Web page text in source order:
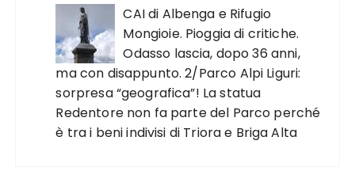
CAI di Albenga e Rifugio
Mongioie. Pioggia di critiche.
Odasso lascia, dopo 36 anni,
ma con disappunto. 2/Parco Alpi Liguri:
sorpresa “geografica”! La statua
Redentore non fa parte del Parco perché
è tra i beni indivisi di Triora e Briga Alta